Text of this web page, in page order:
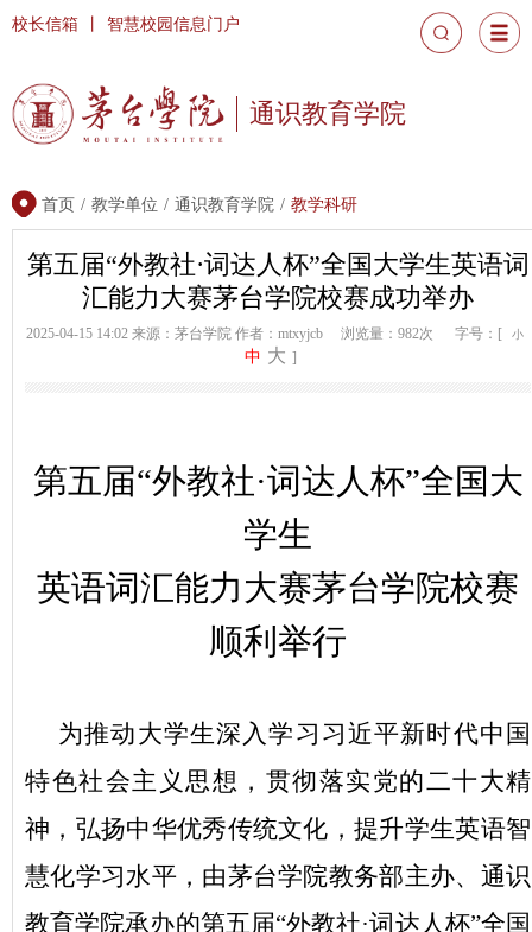
通识教育学院
校长信箱 智慧校园信息门户
首页 / 教学单位 / 通识教育学院 / 教学科研
第五届“外教社·词达人杯”全国大学生英语词
汇能力大赛茅台学院校赛成功举办
2025-04-15 14:02 来源：茅台学院 作者：mtxyjcb 浏览量：982次 字号：[ 小
中 大 ]
第五届“外教社·词达人杯”全国大
学生
英语词汇能力大赛茅台学院校赛
顺利举行
为推动大学生深入学习习近平新时代中国
特色社会主义思想，贯彻落实党的二十大精
神，弘扬中华优秀传统文化，提升学生英语智
慧化学习水平， 由茅台学院教务部主办、通识
教育学院承办的第五届“外教社·词达人杯”全国